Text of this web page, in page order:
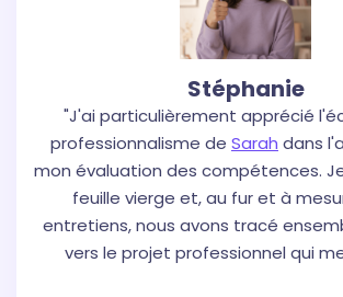
Stéphanie
"J'ai particulièrement apprécié
professionnalisme de Sarah dans
mon évaluation des compétences.
feuille vierge et, au fur et à
entretiens, nous avons tracé
vers le projet professionnel qui